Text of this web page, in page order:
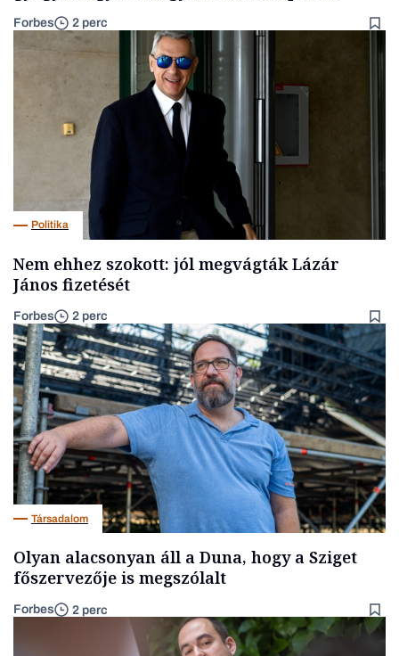
Forbes 2 perc
Politika
Nem ehhez szokott: jól megvágták Lázár
János fizetését
Forbes 2 perc
Társadalom
Olyan alacsonyan áll a Duna, hogy a Sziget
főszervezője is megszólalt
Forbes 2 perc